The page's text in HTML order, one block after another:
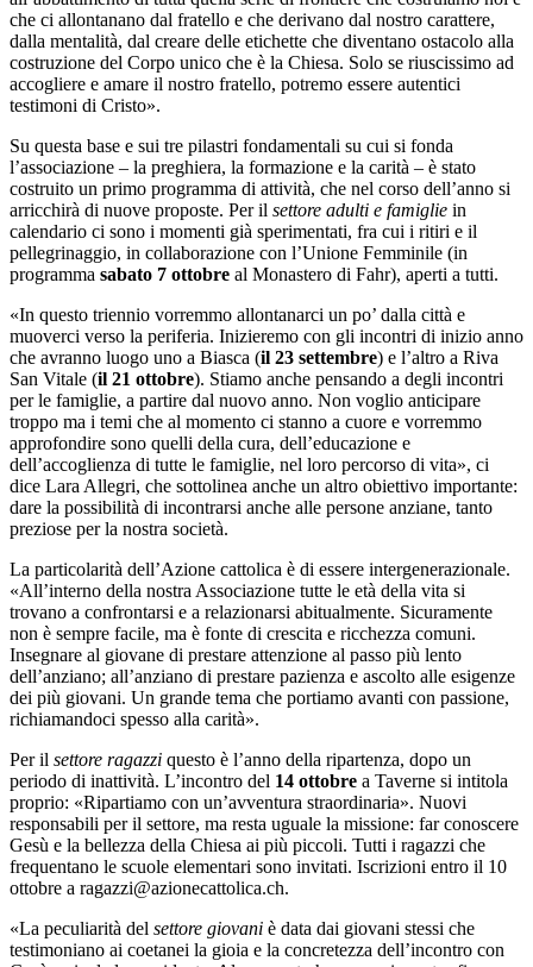
che ci allontanano dal fratello e che derivano dal nostro carattere,
dalla mentalità, dal creare delle etichette che diventano ostacolo alla
costruzione del Corpo unico che è la Chiesa. Solo se riuscissimo ad
accogliere e amare il nostro fratello, potremo essere autentici
testimoni di Cristo».
Su questa base e sui tre pilastri fondamentali su cui si fonda
l’associazione – la preghiera, la formazione e la carità – è stato
costruito un primo programma di attività, che nel corso dell’anno si
arricchirà di nuove proposte. Per il settore adulti e famiglie in
calendario ci sono i momenti già sperimentati, fra cui i ritiri e il
pellegrinaggio, in collaborazione con l’Unione Femminile (in
programma sabato 7 ottobre al Monastero di Fahr), aperti a tutti.
«In questo triennio vorremmo allontanarci un po’ dalla città e
muoverci verso la periferia. Inizieremo con gli incontri di inizio anno
che avranno luogo uno a Biasca (il 23 settembre) e l’altro a Riva
San Vitale (il 21 ottobre). Stiamo anche pensando a degli incontri
per le famiglie, a partire dal nuovo anno. Non voglio anticipare
troppo ma i temi che al momento ci stanno a cuore e vorremmo
approfondire sono quelli della cura, dell’educazione e
dell’accoglienza di tutte le famiglie, nel loro percorso di vita», ci
dice Lara Allegri, che sottolinea anche un altro obiettivo importante:
dare la possibilità di incontrarsi anche alle persone anziane, tanto
preziose per la nostra società.
La particolarità dell’Azione cattolica è di essere intergenerazionale.
«All’interno della nostra Associazione tutte le età della vita si
trovano a confrontarsi e a relazionarsi abitualmente. Sicuramente
non è sempre facile, ma è fonte di crescita e ricchezza comuni.
Insegnare al giovane di prestare attenzione al passo più lento
dell’anziano; all’anziano di prestare pazienza e ascolto alle esigenze
dei più giovani. Un grande tema che portiamo avanti con passione,
richiamandoci spesso alla carità».
Per il settore ragazzi questo è l’anno della ripartenza, dopo un
periodo di inattività. L’incontro del 14 ottobre a Taverne si intitola
proprio: «Ripartiamo con un’avventura straordinaria». Nuovi
responsabili per il settore, ma resta uguale la missione: far conoscere
Gesù e la bellezza della Chiesa ai più piccoli. Tutti i ragazzi che
frequentano le scuole elementari sono invitati. Iscrizioni entro il 10
ottobre a ragazzi@azionecattolica.ch.
«La peculiarità del settore giovani è data dai giovani stessi che
testimoniano ai coetanei la gioia e la concretezza dell’incontro con